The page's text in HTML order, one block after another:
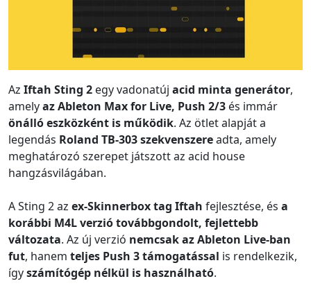
Az Iftah Sting 2 egy vadonatúj acid minta generátor,
amelyaz Ableton Max for Live, Push 2/3 és immár
önálló eszközként is működik. Az ötlet alapját a
legendás Roland TB-303 szekvenszereadta, amely
meghatározó szerepet játszott az acid house
hangzásvilágában.
A Sting 2 az ex-Skinnerbox tag Iftah fejlesztése, és a
korábbi M4L verzió továbbgondolt, fejlettebb
változata. Az új verzió nemcsak az Ableton Live-ban
fut, hanem teljes Push 3 támogatással is rendelkezik,
ígyszámítógép nélkül is használható.